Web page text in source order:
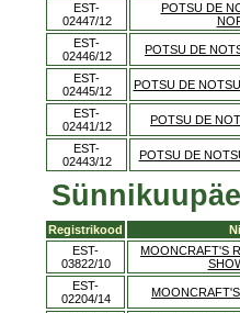
EST-
02447/12
POTSU DE
EST-
02446/12
POTSU DE
EST-
02445/12
POTSU DE
EST-
02441/12
POTSU DE
EST-
02443/12
POTSU DE
Registrikood
EST-
03822/10
MOONCRAFT'S
EST-
02204/14